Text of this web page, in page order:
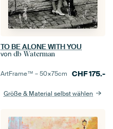
TO BE ALONE WITH YOU
von db Waterman
ArtFrame™ –50×75cm CHF175.-
Größe & Material selbst wählen